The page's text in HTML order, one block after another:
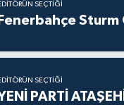
SEÇTIĞI
Fenerbahçe Sturm
SEÇTIĞI
PARTİ